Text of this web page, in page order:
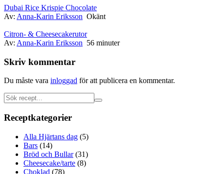
Dubai Rice Krispie Chocolate
Av: Anna-Karin Eriksson Okänt
Citron- & Cheesecakerutor
Av: Anna-Karin Eriksson 56 minuter
Skriv kommentar
Du måste vara inloggad för att publicera en kommentar.
Receptkategorier
Alla Hjärtans dag (5)
Bars (14)
Bröd och Bullar(31)
Cheesecake/tarte (8)
Choklad (78)